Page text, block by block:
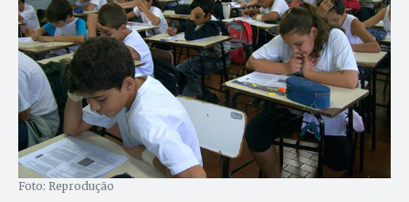
Foto: Reprodução